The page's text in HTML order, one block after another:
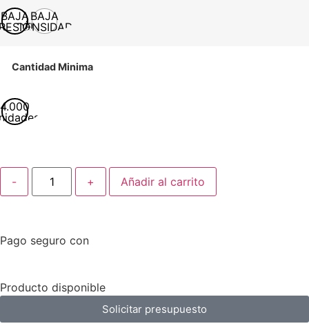
BAJABAJA
DENSIDAD
Cantidad Minima
4.000
- + Añadir al carrito
Pago seguro con
Producto disponible
Solicitar presupuesto